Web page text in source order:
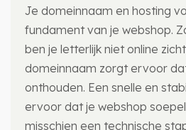
Je domeinnaam en hosting
fundament van je webshop.
ben je letterlijk niet online
domeinnaam zorgt ervoor
onthouden. Een snelle en
ervoor dat je webshop
misschien een technische